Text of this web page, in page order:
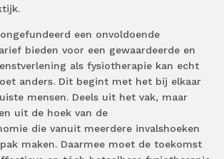
een onvoldoende
bieden voor een gewaardeerde en
als fysiotherapie kan echt
anders. Dit begint met het bij elkaar
mensen. Deels uit het vak, maar
uit de hoek van de
die vanuit meerdere invalshoeken
maken. Daarmee moet de toekomst